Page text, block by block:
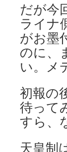
だが今
ライナ
がお墨
のに、
い。メ
初報の
待って
すら、
天皇制